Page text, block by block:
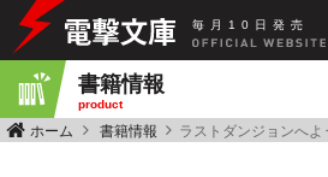
毎 月 10 日 発 売
書籍情報
product
ホーム 書籍情報 ラストダンジョンへよ